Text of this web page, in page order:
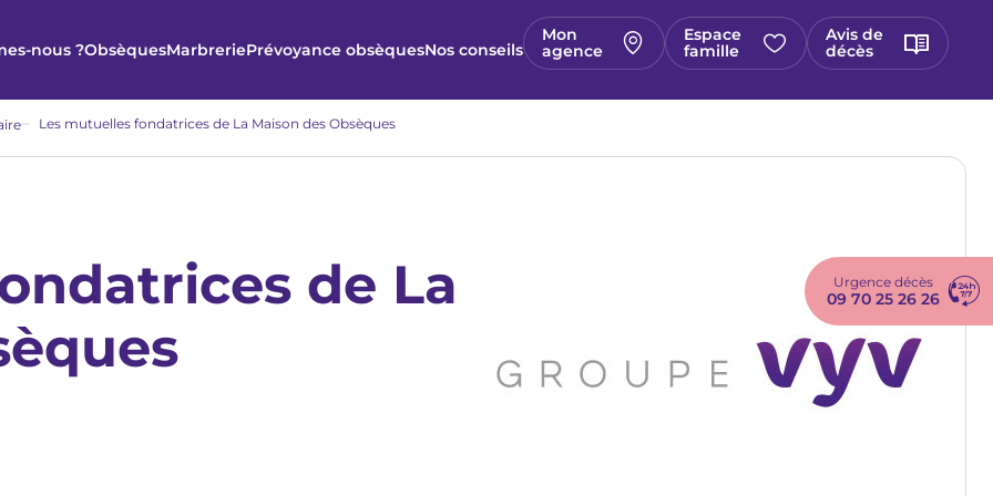
nous ?ObsèquesMarbreriePrévoyance obsèquesNos conseils
Mon
agence
Espace
famille
Avis de
décès
Urgence décès
09 70 25 26 26
Les mutuelles fondatrices de La Maison des Obsèques
de La